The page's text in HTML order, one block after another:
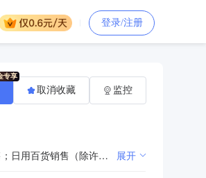
登录/注册
一般项目：服装制造；家用纺织制成品制造；家居用品制造；针纺织品销售；服饰制造；绣花加工；服装服饰批发；服装服饰零售；日用百货销售（除许可业务外，可自主依法经营法律法规非禁止或限制的项目） 展开
取消收藏 监控